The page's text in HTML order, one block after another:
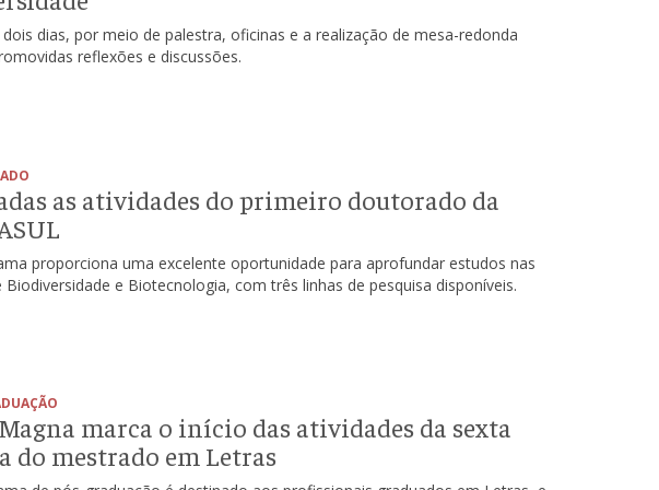
dias, por meio de palestra, oficinas e a realização de mesa-redonda
reflexões e discussões.
as atividades do primeiro doutorado da
proporciona uma excelente oportunidade para aprofundar estudos nas
Biodiversidade e Biotecnologia, com três linhas de pesquisa disponíveis.
marca o início das atividades da sexta
do mestrado em Letras